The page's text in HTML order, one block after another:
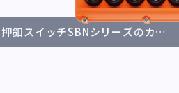
押釦スイッチSBNシリーズのカタ
ログが新しくなりました。